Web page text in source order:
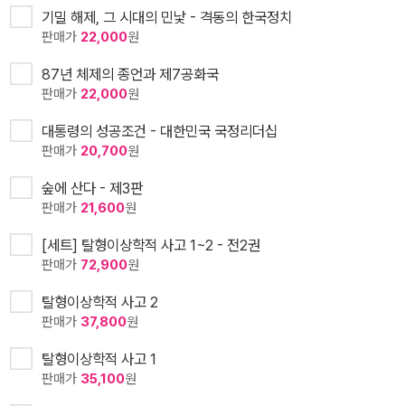
기밀 해제, 그 시대의 민낯 - 격동의 한국정치
판매가 22,000원
87년 체제의 종언과 제7공화국
판매가 22,000원
대통령의 성공조건 - 대한민국 국정리더십
판매가 20,700원
숲에 산다 - 제3판
판매가 21,600원
[세트] 탈형이상학적 사고 1~2 - 전2권
판매가 72,900원
탈형이상학적 사고 2
판매가 37,800원
탈형이상학적 사고 1
판매가 35,100원